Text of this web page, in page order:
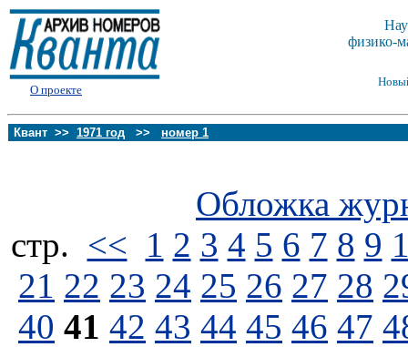
О проекте
физико-
Квант >> 1971 год >> номер 1
Обложка
стp. << 1 2 3 4 5 6 7 8 9
21 22 23 24 25 26 27 28
40 41 42 43 44 45 46 47